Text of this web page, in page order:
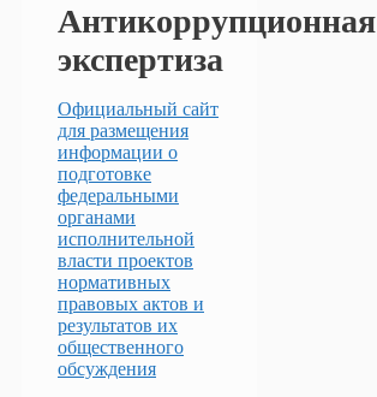
Антикоррупционная
экспертиза
Официальный сайт
для размещения
информации о
подготовке
федеральными
органами
исполнительной
власти проектов
нормативных
правовых актов и
результатов их
общественного
обсуждения